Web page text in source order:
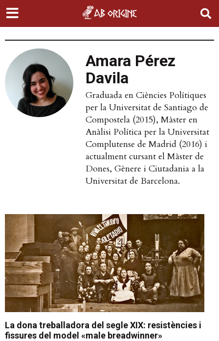
Amara Pérez
Davila
Graduada en Ciències Polítiques
per la Universitat de Santiago de
Compostela (2015), Màster en
Anàlisi Política per la Universitat
Complutense de Madrid (2016) i
actualment cursant el Màster de
Dones, Gènere i Ciutadania a la
Universitat de Barcelona.
La dona treballadora del segle XIX: resistències i
fissures del model «male breadwinner»